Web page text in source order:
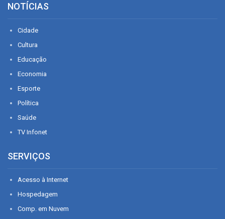
NOTÍCIAS
Cidade
Cultura
Educação
Economia
Esporte
Política
Saúde
TV Infonet
SERVIÇOS
Acesso à Internet
Hospedagem
Comp. em Nuvem